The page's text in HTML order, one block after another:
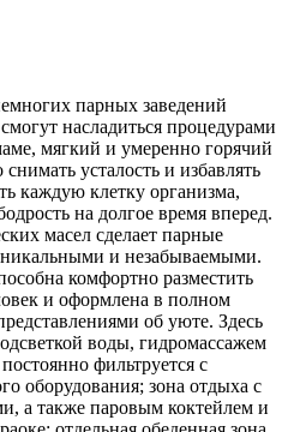
парных заведений
насладиться процедурами
мягкий и умеренно горячий
усталость и избавлять
каждую клетку организма,
на долгое время вперед.
масел сделает парные
и незабываемыми.
комфортно разместить
и оформлена в полном
об уюте. Здесь
воды, гидромассажем
фильтруется с
оборудования; зона отдыха с
а также паровым коктейлем и